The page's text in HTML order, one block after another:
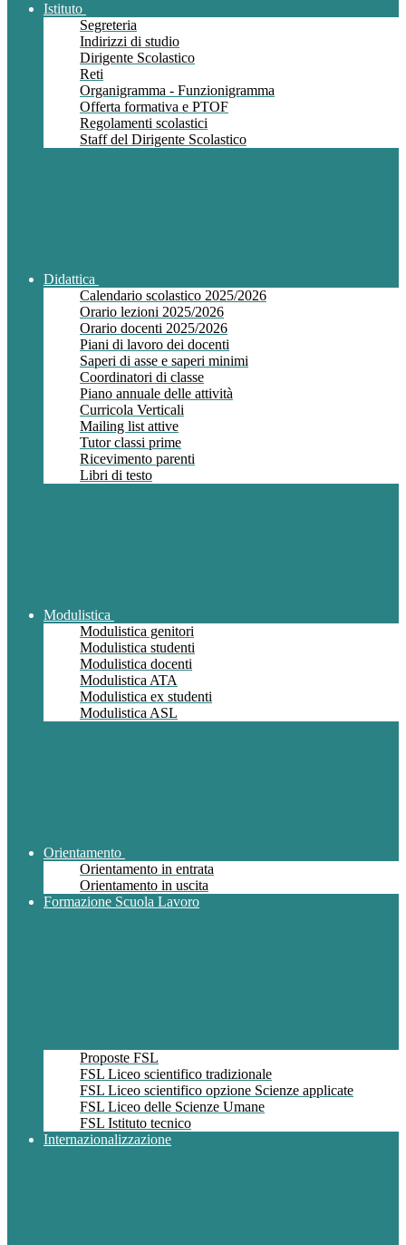
Istituto
Segreteria
Indirizzi di studio
Dirigente Scolastico
Reti
Organigramma - Funzionigramma
Offerta formativa e PTOF
Regolamenti scolastici
Staff del Dirigente Scolastico
Didattica
Calendario scolastico 2025/2026
Orario lezioni 2025/2026
Orario docenti 2025/2026
Piani di lavoro dei docenti
Saperi di asse e saperi minimi
Coordinatori di classe
Piano annuale delle attività
Curricola Verticali
Mailing list attive
Tutor classi prime
Ricevimento parenti
Libri di testo
Modulistica
Modulistica genitori
Modulistica studenti
Modulistica docenti
Modulistica ATA
Modulistica ex studenti
Modulistica ASL
Orientamento
Orientamento in entrata
Orientamento in uscita
Formazione Scuola Lavoro
Proposte FSL
FSL Liceo scientifico tradizionale
FSL Liceo scientifico opzione Scienze applicate
FSL Liceo delle Scienze Umane
FSL Istituto tecnico
Internazionalizzazione